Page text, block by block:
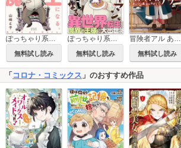
ぽっちゃり系サラリーマン、魔王になる。
無料試し読み
ぽっちゃり系サラリーマン、魔王になる。【コミックス版】
無料試し読み
冒険者アル あいつの魔法はおかしい@COMIC
無料試し読み
「 コロナ・コミックス 」のおすすめ作品